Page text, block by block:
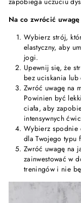
Na co zwrócić
Wybierz strój,
elastyczny, aby
jogi.
Upewnij się, że
bez uciskania
Zwróć uwagę na
Powinien być
ciała, aby
intensywnych
Wybierz spodnie
dla Twojego typu
Zwróć uwagę na
zainwestować w
treningów i nie